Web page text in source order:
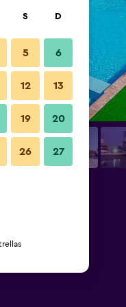
S D
5 6
12 13
19 20
26 27